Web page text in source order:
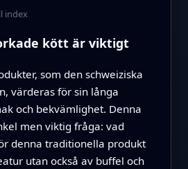
index
kött är viktigt
som den schweiziska
värderas för sin långa
och bekvämlighet. Denna
men viktig fråga: vad
denna traditionella produkt
utan också av buffel och